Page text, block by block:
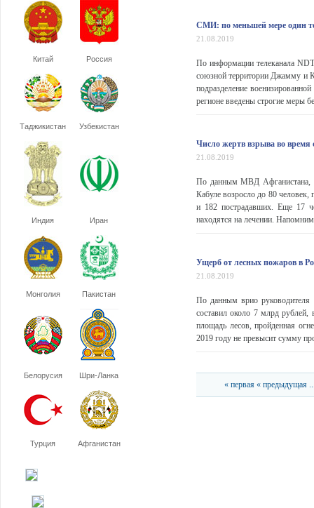
Китай Россия
Таджикистан Узбекистан
Индия Иран
Монголия Пакистан
Белорусия Шри-Ланка
Турция Афганистан
СМИ: по меньшей мере один
21.08.2019
По информации телеканала
союзной территории Джамму и
подразделение
регионе введены строгие меры
Число жертв взрыва во время
21.08.2019
По данным МВД Афганистана,
Кабуле возросло до 80 человек,
и 182 пострадавших. Еще 17
находятся на лечении.
Ущерб от лесных пожаров в
21.08.2019
По данным врио руководителя
составил около 7 млрд
площадь лесов, пройденная
2019 году не превысит сумму
« первая « предыдущая